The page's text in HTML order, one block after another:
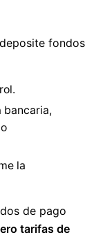
fondos
bancaria,
la
de pago
tarifas de